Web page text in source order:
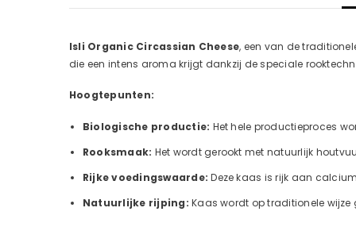
Isli Organic Circassian Cheese, een van de
die een intens aroma krijgt dankzij de speciale
Hoogtepunten:
Biologische productie: Het hele productieproces
Rooksmaak: Het wordt gerookt met natuurlijk
Rijke voedingswaarde: Deze kaas is rijk aan
Natuurlijke rijping: Kaas wordt op traditionele